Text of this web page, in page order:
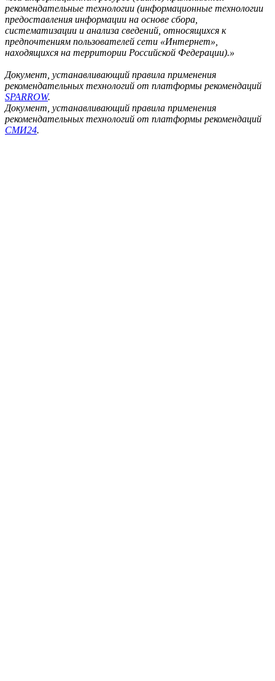
рекомендательные технологии (информационные технологии
предоставления информации на основе сбора,
систематизации и анализа сведений, относящихся к
предпочтениям пользователей сети «Интернет»,
находящихся на территории Российской Федерации).»
Документ, устанавливающий правила применения
рекомендательных технологий от платформы рекомендаций
SPARROW.
Документ, устанавливающий правила применения
рекомендательных технологий от платформы рекомендаций
СМИ24.